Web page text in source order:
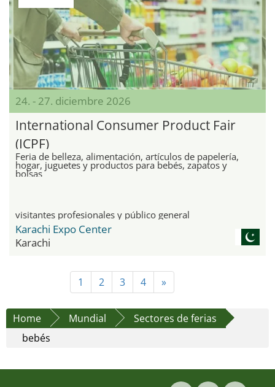
24. - 27. diciembre 2026
International Consumer Product Fair
(ICPF)
Feria de belleza, alimentación, artículos de papelería,
hogar, juguetes y productos para bebés, zapatos y
bolsas
visitantes profesionales y público general
Karachi Expo Center
Karachi
1 2 3 4 »
Home Mundial
Sectores de ferias
bebés